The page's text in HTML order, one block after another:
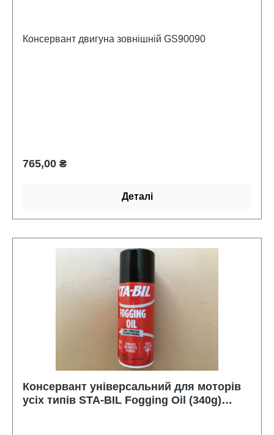
Звичайна ціна:
765,00 ₴
Деталі
Консервант універсальний для моторів
усіх типів STA-BIL Fogging Oil (340g)